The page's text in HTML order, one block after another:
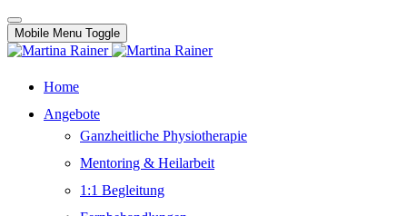
Mobile Menu Toggle
Home
Angebote
Ganzheitliche Physiotherapie
Mentoring & Heilarbeit
1:1 Begleitung